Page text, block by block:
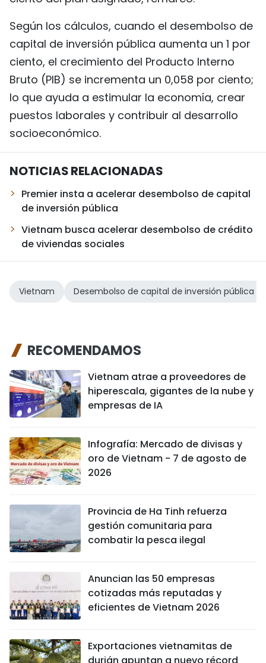
Según los cálculos, cuando el desembolso de
capital de inversión pública aumenta un 1 por
ciento, el crecimiento del Producto Interno
Bruto (PIB) se incrementa un 0,058 por ciento;
lo que ayuda a estimular la economía, crear
puestos laborales y contribuir al desarrollo
socioeconómico.
NOTICIAS RELACIONADAS
Premier insta a acelerar desembolso de capital
de inversión pública
Vietnam busca acelerar desembolso de crédito
de viviendas sociales
Vietnam Desembolso de capital de inversión pública
RECOMENDAMOS
Vietnam atrae a proveedores de
hiperescala, gigantes de la nube y
empresas de IA
Infografía: Mercado de divisas y
oro de Vietnam - 7 de agosto de
2026
Provincia de Ha Tinh refuerza
gestión comunitaria para
combatir la pesca ilegal
Anuncian las 50 empresas
cotizadas más reputadas y
eficientes de Vietnam 2026
Exportaciones vietnamitas de